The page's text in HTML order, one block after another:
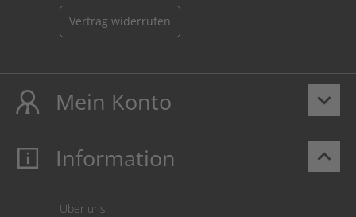
Vertrag widerrufen
keyboard_arrow_down
Mein Konto
Mein Konto
keyboard_arrow_up
Information
Über uns